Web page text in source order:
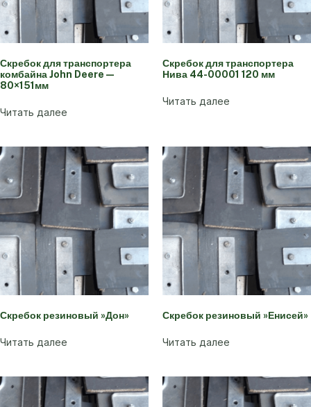
Скребок для транспортера
комбайна John Deere —
80×151мм
Читать далее
Скребок для транспортера
Нива 44-00001 120 мм
Читать далее
Скребок резиновый »Дон»
Читать далее
Скребок резиновый »Енисей»
Читать далее